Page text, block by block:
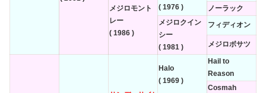
メジロモント
レー
( 1986 )
( 1976 )
ノーラック
メジロクイン
シー
( 1981 )
フィディオン
メジロボサツ
Halo
( 1969 )
Hail to
Reason
Cosmah